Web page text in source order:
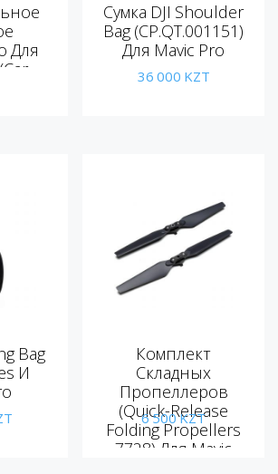
Для
Сумка DJI Shoulder
Bag (CP.QT.001151)
Для Mavic Pro
36 000 KZT
Bag
И
Комплект
Складных
Пропеллеров
(Quick-Release
Folding Propellers
7728) Для Mavic
6 500KZT